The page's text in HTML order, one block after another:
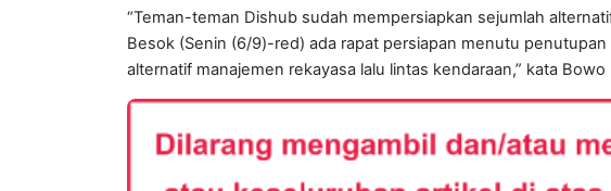
“Teman-teman Dishub sudah mempersiapkan sejumlah
Besok (Senin (6/9)-red) ada rapat persiapan menutu
alternatif manajemen rekayasa lalu lintas kendaraan,” kata